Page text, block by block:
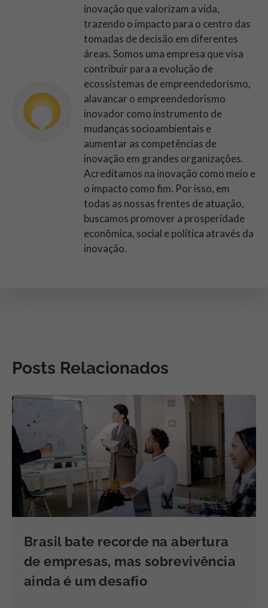
inovação que valorizam a vida,
trazendo o impacto para o centro das
tomadas de decisão em diferentes
áreas. Somos uma empresa que visa
contribuir para a evolução de
ecossistemas de empreendedorismo,
alavancar o empreendedorismo
inovador como instrumento de
mudanças socioambientais e
aumentar as competências de
inovação em grandes organizações.
Acreditamos na inovação como meio e
o impacto como fim. Por isso, em
todas as nossas frentes de atuação,
buscamos promover a prosperidade
econômica, social e política através da
inovação.
Posts Relacionados
Brasil bate recorde na abertura
de empresas, mas sobrevivência
ainda é um desafio